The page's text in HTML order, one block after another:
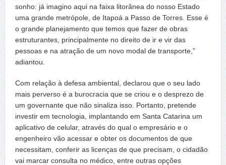
sonho: já imagino aqui na faixa litorânea do nosso Estado
uma grande metrópole, de Itapoá a Passo de Torres. Esse é
o grande planejamento que temos que fazer de obras
estruturantes, principalmente no direito de ir e vir das
pessoas e na atração de um novo modal de transporte,”
adiantou.
Com relação à defesa ambiental, declarou que o seu lado
mais perverso é a burocracia que se criou e o desprezo de
um governante que não sinaliza isso. Portanto, pretende
investir em tecnologia, implantando em Santa Catarina um
aplicativo de celular, através do qual o empresário e o
engenheiro vão acessar e obter os documentos de que
necessitam, conferir as licenças de que precisam, o cidadão
vai marcar consulta no médico, entre outras opções